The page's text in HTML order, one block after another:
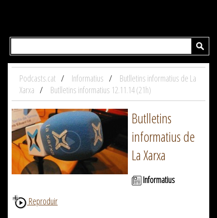
Podcasts.cat Informatius
Butlletins informatius de La
Xarxa
Butlletins informatius 12.11.14 (21h)
Butlletins
informatius de
La Xarxa
Informatius
Reproduir